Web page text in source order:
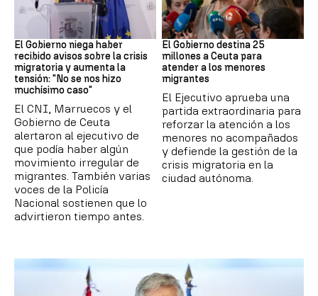
El Gobierno niega haber
recibido avisos sobre la crisis
migratoria y aumenta la
tensión: "No se nos hizo
muchísimo caso"
El CNI, Marruecos y el
Gobierno de Ceuta
alertaron al ejecutivo de
que podía haber algún
movimiento irregular de
migrantes. También varias
voces de la Policía
Nacional sostienen que lo
advirtieron tiempo antes.
Crisis migratoria
El Gobierno destina 25
millones a Ceuta para
atender a los menores
migrantes
El Ejecutivo aprueba una
partida extraordinaria para
reforzar la atención a los
menores no acompañados
y defiende la gestión de la
crisis migratoria en la
ciudad autónoma.